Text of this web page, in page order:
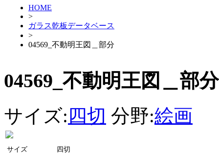
HOME
>
ガラス乾板データベース
>
04569_不動明王図＿部分
04569_不動明王図＿部分
サイズ: 四切 分野:絵画
サイズ
四切